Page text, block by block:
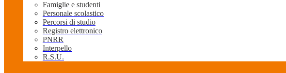
Famiglie e studenti
Personale scolastico
Percorsi di studio
Registro elettronico
PNRR
Interpello
R.S.U.